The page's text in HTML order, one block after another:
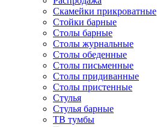
Скамейки прикроватные
Стойки барные
Столы барные
Столы журнальные
Столы обеденные
Столы письменные
Столы придиванные
Столы пристенные
Стулья
Стулья барные
ТВ тумбы